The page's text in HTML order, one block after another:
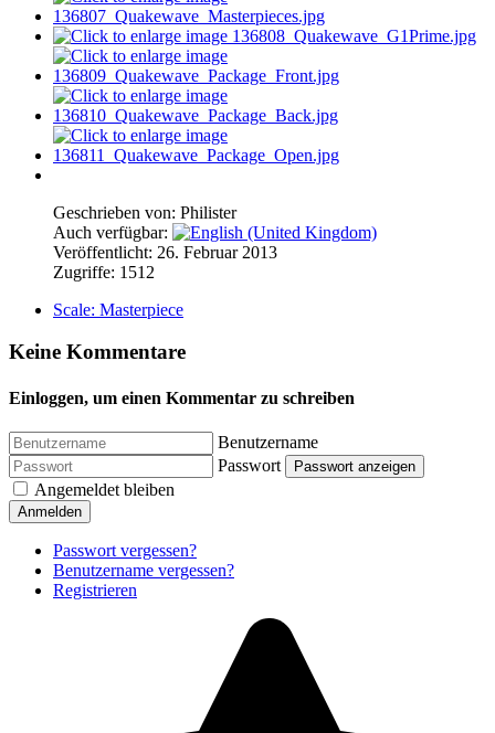
Geschrieben von: Philister
Auch verfügbar:
Veröffentlicht: 26. Februar 2013
Zugriffe: 1512
Scale: Masterpiece
Keine Kommentare
Einloggen, um einen Kommentar zu schreiben
Benutzername
Passwort
Passwort anzeigen
Angemeldet bleiben
Anmelden
Passwort vergessen?
Benutzername vergessen?
Registrieren